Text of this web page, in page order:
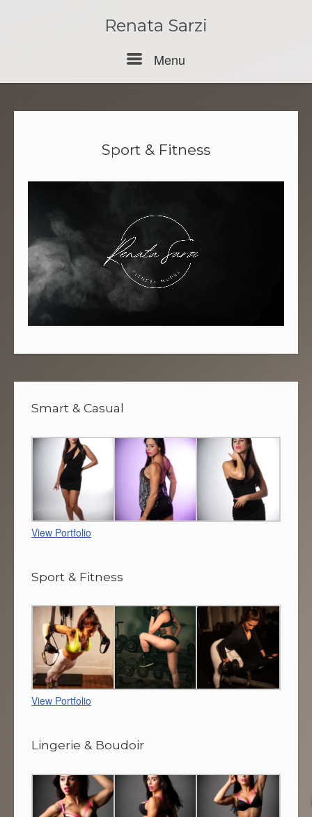
Renata Sarzi
Menu
Sport & Fitness
Smart & Casual
View Portfolio
Sport & Fitness
View Portfolio
Lingerie & Boudoir